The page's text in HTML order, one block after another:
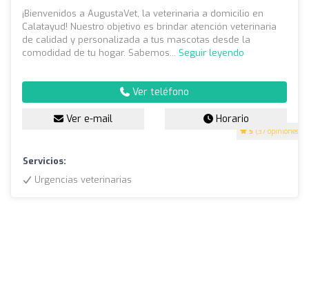
5 (37 opiniones)
¡Bienvenidos a AugustaVet, la veterinaria a domicilio en
Calatayud! Nuestro objetivo es brindar atención veterinaria
de calidad y personalizada a tus mascotas desde la
comodidad de tu hogar. Sabemos... Seguir leyendo
Ver teléfono
Ver e-mail Horario
Servicios:
Urgencias veterinarias